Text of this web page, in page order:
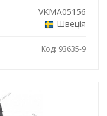
VKMA05156
Швеція
Код: 93635-9